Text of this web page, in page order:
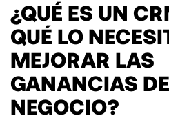
¿QUÉ ES UN
QUÉ LO
MEJORAR LAS
GANANCIAS
NEGOCIO?